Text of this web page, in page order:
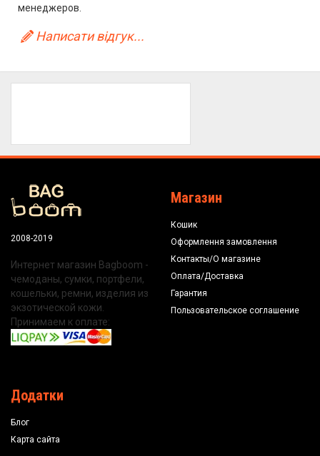
менеджеров.
Написати відгук...
2008-2019
Интернет магазин Bagboom -
чемоданы, сумки, портфели,
кошельки, ремни, изделия из
экзотической кожи.
Принимаем к оплате:
Магазин
Кошик
Оформлення замовлення
Контакты/О магазине
Оплата/Доставка
Гарантия
Пользовательское соглашение
Додатки
Блог
Карта сайта